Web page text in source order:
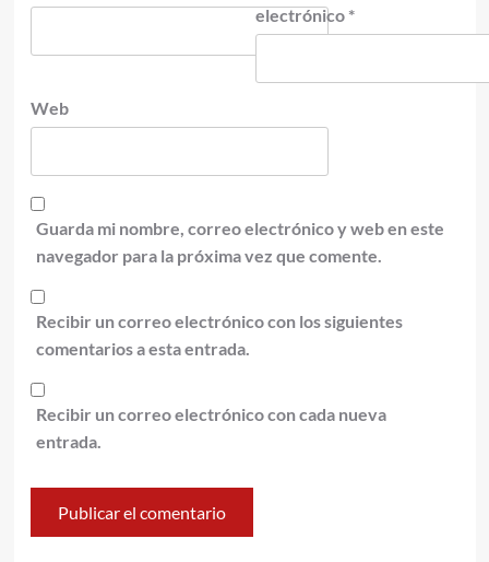
electrónico *
Web
Guarda mi nombre, correo electrónico y web en este
navegador para la próxima vez que comente.
Recibir un correo electrónico con los siguientes
comentarios a esta entrada.
Recibir un correo electrónico con cada nueva
entrada.